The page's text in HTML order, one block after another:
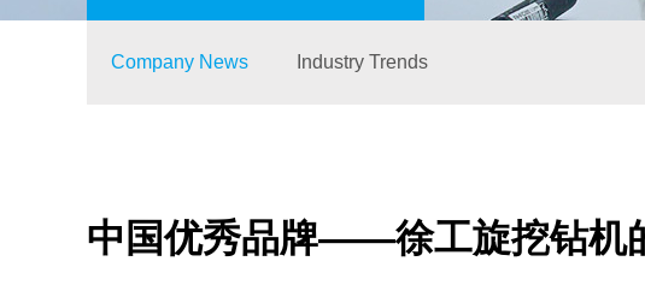
Company News Industry Trends
中国优秀品牌——徐工旋挖钻机